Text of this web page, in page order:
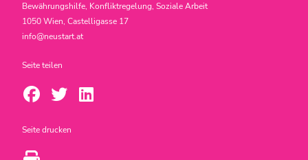
Bewährungshilfe, Konfliktregelung, Soziale Arbeit
1050 Wien, Castelligasse 17
info@neustart.at
Seite teilen
Seite drucken